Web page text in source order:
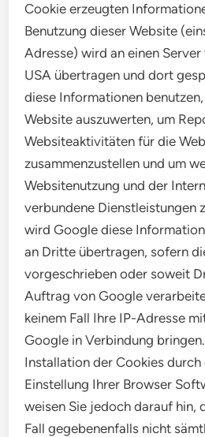
Cookie erzeugten
Benutzung dieser Website
Adresse) wird an einen
USA übertragen und dort
diese Informationen
Website auszuwerten, um
Websiteaktivitäten für die
zusammenzustellen und um
Websitenutzung und der
verbundene Dienstleistungen
wird Google diese
an Dritte übertragen, sofern
vorgeschrieben oder soweit
Auftrag von Google
keinem Fall Ihre IP-Adresse
Google in Verbindung
Installation der Cookies
Einstellung Ihrer Browser
weisen Sie jedoch darauf hin,
Fall gegebenenfalls nicht